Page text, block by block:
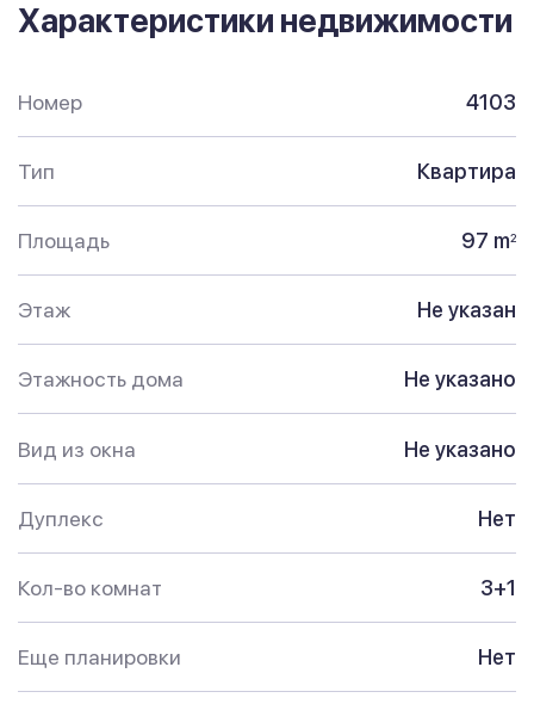
Характеристики недвижимости
Номер 4103
Тип Квартира
Площадь 97 m2
Этаж Не указан
Этажность дома Не указано
Вид из окна Не указано
Дуплекс Нет
Кол-во комнат 3+1
Еще планировки Нет